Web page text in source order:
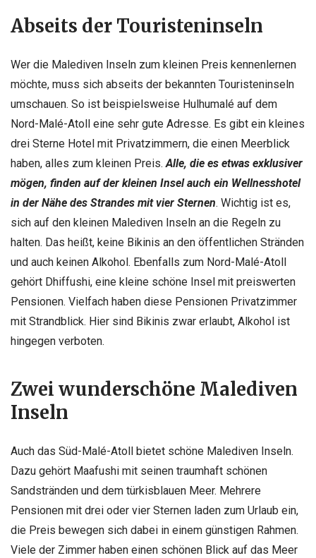
Abseits der Touristeninseln
Wer die Malediven Inseln zum kleinen Preis kennenlernen
möchte, muss sich abseits der bekannten Touristeninseln
umschauen. So ist beispielsweise Hulhumalé auf dem
Nord-Malé-Atoll eine sehr gute Adresse. Es gibt ein kleines
drei Sterne Hotel mit Privatzimmern, die einen Meerblick
haben, alles zum kleinen Preis.Alle, die es etwas exklusiver
mögen, finden auf der kleinen Insel auch ein Wellnesshotel
in der Nähe des Strandes mit vier Sternen. Wichtig ist es,
sich auf den kleinen Malediven Inseln an die Regeln zu
halten. Das heißt, keine Bikinis an den öffentlichen Stränden
und auch keinen Alkohol. Ebenfalls zum Nord-Malé-Atoll
gehört Dhiffushi, eine kleine schöne Insel mit preiswerten
Pensionen. Vielfach haben diese Pensionen Privatzimmer
mit Strandblick. Hier sind Bikinis zwar erlaubt, Alkohol ist
hingegen verboten.
Zwei wunderschöne Malediven
Inseln
Auch das Süd-Malé-Atoll bietet schöne Malediven Inseln.
Dazu gehört Maafushi mit seinen traumhaft schönen
Sandstränden und dem türkisblauen Meer. Mehrere
Pensionen mit drei oder vier Sternen laden zum Urlaub ein,
die Preis bewegen sich dabei in einem günstigen Rahmen.
Viele der Zimmer haben einen schönen Blick auf das Meer